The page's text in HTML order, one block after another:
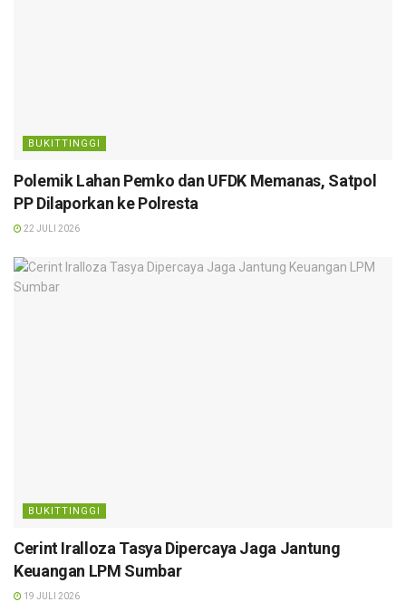
BUKITTINGGI
Polemik Lahan Pemko dan UFDK Memanas, Satpol
PP Dilaporkan ke Polresta
22 JULI 2026
BUKITTINGGI
Cerint Iralloza Tasya Dipercaya Jaga Jantung
Keuangan LPM Sumbar
19 JULI 2026